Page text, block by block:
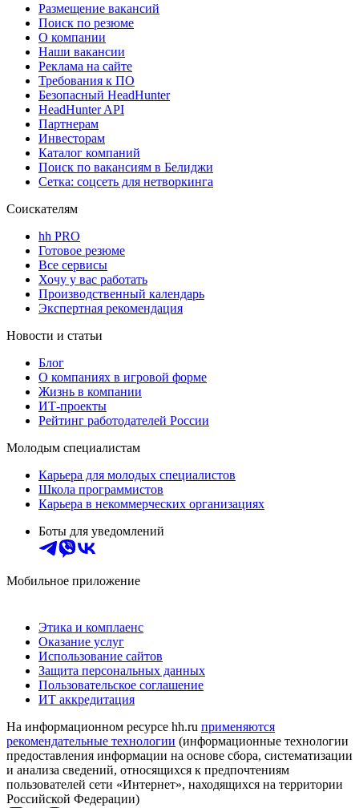
Размещение вакансий
Поиск по резюме
О компании
Наши вакансии
Реклама на сайте
Требования к ПО
Безопасный HeadHunter
HeadHunter API
Партнерам
Инвесторам
Каталог компаний
Поиск по вакансиям в Белиджи
Сетка: соцсеть для нетворкинга
Соискателям
hh PRO
Готовое резюме
Все сервисы
Хочу у вас работать
Производственный календарь
Экспертная рекомендация
Новости и статьи
Блог
О компаниях в игровой форме
Жизнь в компании
ИТ-проекты
Рейтинг работодателей России
Молодым специалистам
Карьера для молодых специалистов
Школа программистов
Карьера в некоммерческих организациях
Боты для уведомлений
Мобильное приложение
Этика и комплаенс
Оказание услуг
Использование сайтов
Защита персональных данных
Пользовательское соглашение
ИТ аккредитация
На информационном ресурсе hh.ru применяются
рекомендательные технологии (информационные технологии
предоставления информации на основе сбора, систематизации
и анализа сведений, относящихся к предпочтениям
пользователей сети «Интернет», находящихся на территории
Российской Федерации)